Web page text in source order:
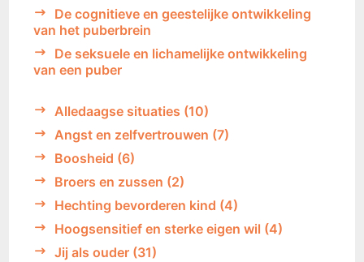
De cognitieve en geestelijke ontwikkeling
van het puberbrein
De seksuele en lichamelijke ontwikkeling
van een puber
Alledaagse situaties (10)
Angst en zelfvertrouwen (7)
Boosheid (6)
Broers en zussen (2)
Hechting bevorderen kind (4)
Hoogsensitief en sterke eigen wil (4)
Jij als ouder (31)